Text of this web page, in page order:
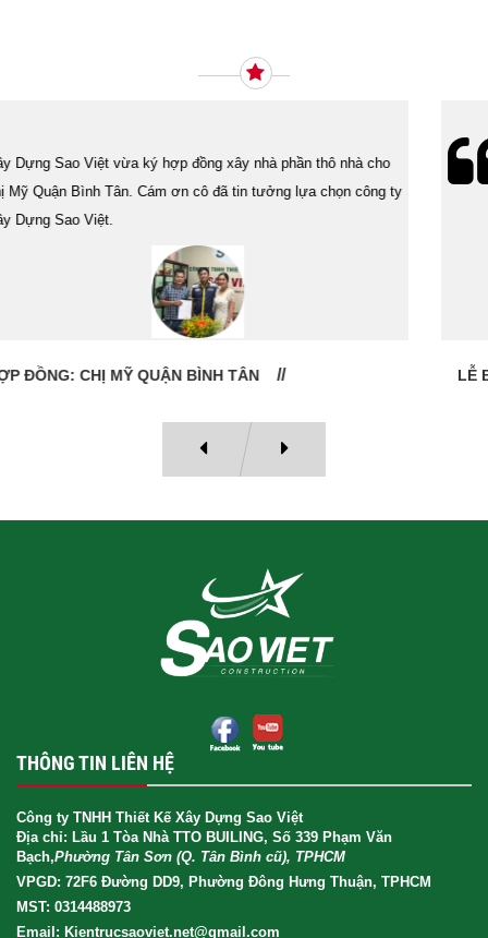
Lễ bàn giao nhà cho gia đình Cô Vân quận 11. Cám ơn anh Tính
đã tin tưởng, lựa chọn công ty Xây Dựng Sao Việt.
LỄ BÀN GIAO NHÀ: CÔ VÂN QUẬN 11
THÔNG TIN LIÊN HỆ
Công ty TNHH Thiết Kế Xây Dựng Sao Việt
Địa chỉ: Lầu 1 Tòa Nhà TTO BUILING, Số 339 Phạm Văn
Bạch,Phường Tân Sơn (Q. Tân Bình cũ), TPHCM
VPGD: 72F6 Đường DD9, Phường Đông Hưng Thuận, TPHCM
MST: 0314488973
Email: Kientrucsaoviet.net@gmail.com